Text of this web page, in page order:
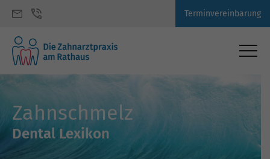
Terminvereinbarung
Zahnschmelz
Dental Lexikon